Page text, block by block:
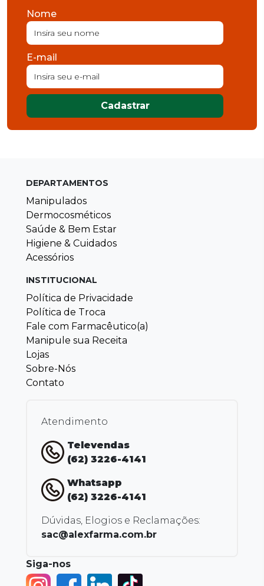
Nome
E-mail
Cadastrar
DEPARTAMENTOS
Manipulados
Dermocosméticos
Saúde & Bem Estar
Higiene & Cuidados
Acessórios
INSTITUCIONAL
Política de Privacidade
Política de Troca
Fale com Farmacêutico(a)
Manipule sua Receita
Lojas
Sobre-Nós
Contato
Atendimento
Televendas
(62) 3226-4141
Whatsapp
(62) 3226-4141
Dúvidas, Elogios e Reclamações:
sac@alexfarma.com.br
Siga-nos